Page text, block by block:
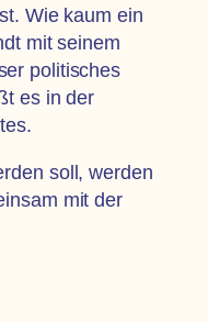
Wie kaum ein
mit seinem
politisches
es in der
soll, werden
mit der